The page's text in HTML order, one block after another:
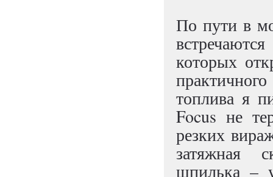
По пути в
которых
топлива я
Focus не
резких
затяжная
шпилька –